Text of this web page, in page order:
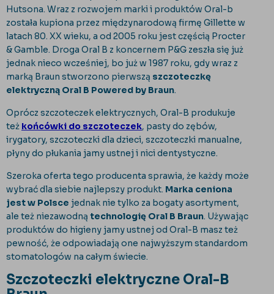
Hutsona. Wraz z rozwojem marki i produktów Oral-b
została kupiona przez międzynarodową firmę Gillette w
latach 80. XX wieku, a od 2005 roku jest częścią Procter
& Gamble. Droga Oral B z koncernem P&G zeszła się już
jednak nieco wcześniej, bo już w 1987 roku, gdy wraz z
marką Braun stworzono pierwszą szczoteczkę
elektryczną Oral B Powered by Braun.
Oprócz szczoteczek elektrycznych, Oral-B produkuje
też końcówki do szczoteczek, pasty do zębów,
irygatory, szczoteczki dla dzieci, szczoteczki manualne,
płyny do płukania jamy ustnej i nici dentystyczne.
Szeroka oferta tego producenta sprawia, że każdy może
wybrać dla siebie najlepszy produkt. Marka ceniona
jest w Polsce jednak nie tylko za bogaty asortyment,
ale też niezawodną technologię Oral B Braun. Używając
produktów do higieny jamy ustnej od Oral-B masz też
pewność, że odpowiadają one najwyższym standardom
stomatologów na całym świecie.
Szczoteczki elektryczne Oral-B